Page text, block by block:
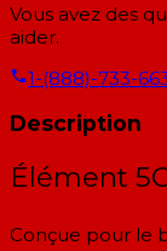
Vous avez des
aider.
1-(888)-733-
Description
Élément
Conçue pour le